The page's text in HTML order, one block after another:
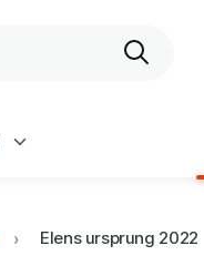
Elens ursprung 2022